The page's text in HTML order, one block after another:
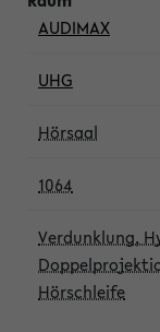
AUDIMAX
UHG
Hörsaal
1064
Verdunklung,
Hörschleife